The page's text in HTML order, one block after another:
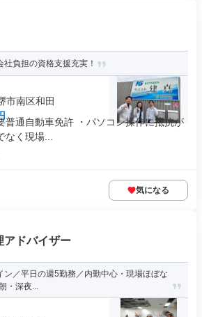
負担の資格支援充実！
市南区和田
普通自動車免許 ・パソコン操作に抵抗が
く現場...
気になる
アドバイザー
ン／平日の週5勤務／内勤中心・現場ほぼな
・深夜...